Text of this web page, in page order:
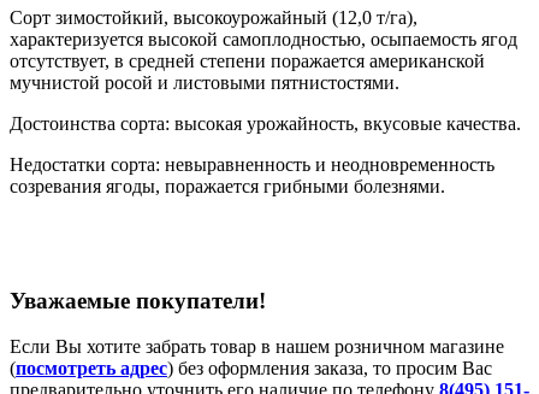
Сорт зимостойкий, высокоурожайный (12,0 т/га),
характеризуется высокой самоплодностью, осыпаемость ягод
отсутствует, в средней степени поражается американской
мучнистой росой и листовыми пятнистостями.
Достоинства сорта: высокая урожайность, вкусовые качества.
Недостатки сорта: невыравненность и неодновременность
созревания ягоды, поражается грибными болезнями.
Уважаемые покупатели!
Если Вы хотите забрать товар в нашем розничном магазине
(посмотреть адрес) без оформления заказа, то просим Вас